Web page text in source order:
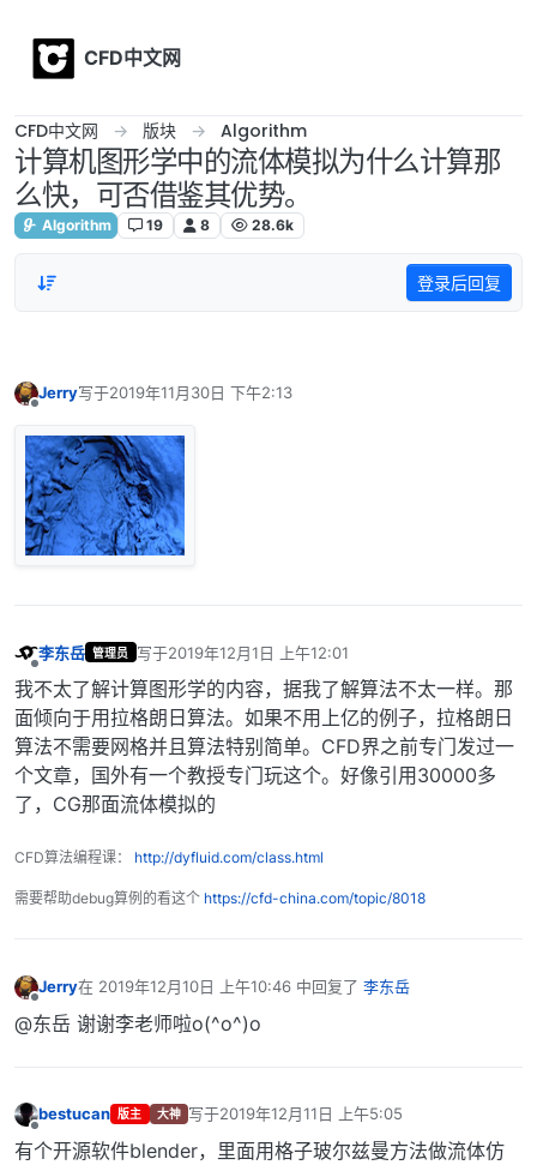
CFD中文网
CFD中文网 版块 Algorithm
计算机图形学中的流体模拟为什么计算那
么快，可否借鉴其优势。
Algorithm 19 8 28.6k
登录后回复
Jerry写于2019年11月30日 下午2:13
最后由 编辑
李东岳 管理员 写于2019年12月1日 上午12:01
最后由 编辑
我不太了解计算图形学的内容，据我了解算法不太一样。那
面倾向于用拉格朗日算法。如果不用上亿的例子，拉格朗日
算法不需要网格并且算法特别简单。CFD界之前专门发过一
个文章，国外有一个教授专门玩这个。好像引用30000多
了，CG那面流体模拟的
CFD算法编程课： http://dyfluid.com/class.html
需要帮助debug算例的看这个 https://cfd-china.com/topic/8018
Jerry在 2019年12月10日 上午10:46 中回复了 李东岳
最后由 编辑
@东岳 谢谢李老师啦o(^o^)o
bestucan 版主 大神 写于2019年12月11日 上午5:05
最后由 编辑
有个开源软件blender，里面用格子玻尔兹曼方法做流体仿